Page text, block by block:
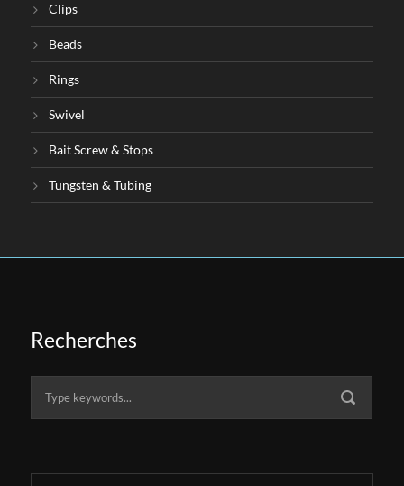
Clips
Beads
Rings
Swivel
Bait Screw & Stops
Tungsten & Tubing
Recherches